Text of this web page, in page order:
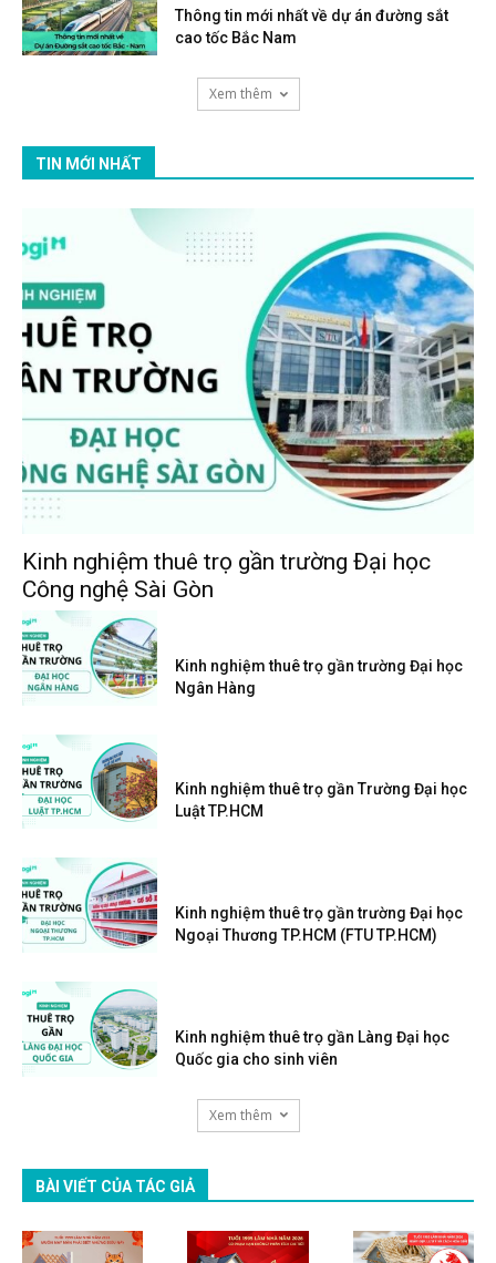
Thông tin mới nhất về dự án đường sắt
cao tốc Bắc Nam
Xem thêm
TIN MỚI NHẤT
Kinh nghiệm thuê trọ gần trường Đại học
Công nghệ Sài Gòn
Kinh nghiệm thuê trọ gần trường Đại học
Ngân Hàng
Kinh nghiệm thuê trọ gần Trường Đại học
Luật TP.HCM
Kinh nghiệm thuê trọ gần trường Đại học
Ngoại Thương TP.HCM (FTU TP.HCM)
Kinh nghiệm thuê trọ gần Làng Đại học
Quốc gia cho sinh viên
Xem thêm
BÀI VIẾT CỦA TÁC GIẢ